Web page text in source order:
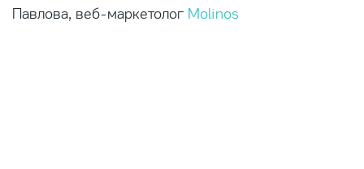
Павлова, веб-маркетолог Molinos